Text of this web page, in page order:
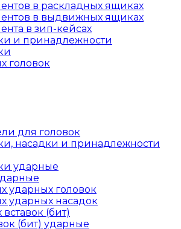
в раскладных ящиках
в выдвижных ящиках
в зип-кейсах
и принадлежности
головок
для головок
насадки и принадлежности
ударные
ударных головок
ударных насадок
(бит)
(бит) ударные